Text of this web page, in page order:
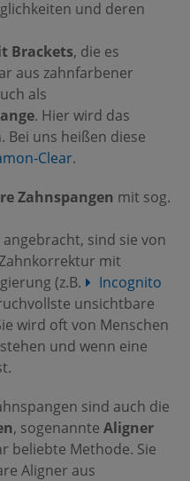
und deren
Brackets, die es
aus zahnfarbener
als
. Hier wird das
Bei uns heißen diese
Clear.
Zahnspangen mit sog.
sind sie von
mit
(z.B.
Incognito
unsichtbare
wird oft von Menschen
und wenn eine
sind auch die
, sogenannte Aligner
beliebte Methode. Sie
Aligner aus